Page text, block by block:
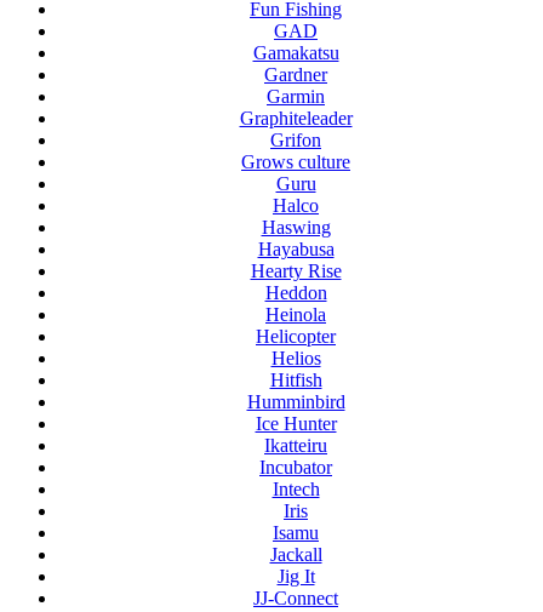
Fun Fishing
GAD
Gamakatsu
Gardner
Garmin
Graphiteleader
Grifon
Grows culture
Guru
Halco
Haswing
Hayabusa
Hearty Rise
Heddon
Heinola
Helicopter
Helios
Hitfish
Humminbird
Ice Hunter
Ikatteiru
Incubator
Intech
Iris
Isamu
Jackall
Jig It
JJ-Connect